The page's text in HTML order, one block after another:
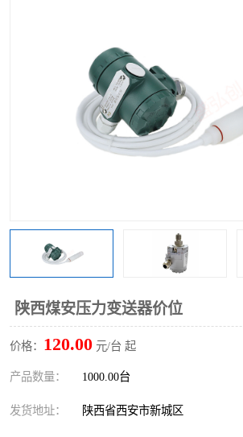
陕西煤安压力变送器价位
价格： 120.00 元/台 起
产品数量： 1000.00台
发货地址： 陕西省西安市新城区